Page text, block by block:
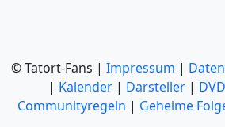
© Tatort-Fans | Impressum |
| Kalender | Darsteller | DVD
Communityregeln | Geheime